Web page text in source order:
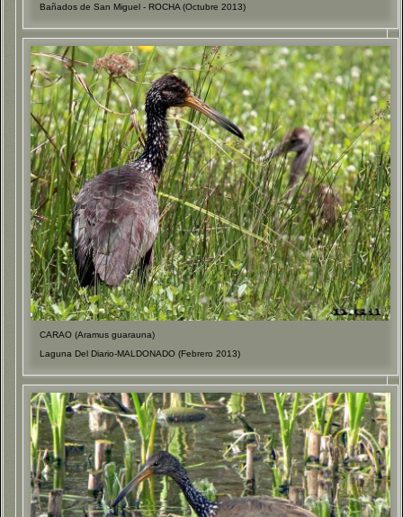
Bañados de San Miguel - ROCHA (Octubre 2013)
CARAO (Aramus guarauna)
Laguna Del Diario-MALDONADO (Febrero 2013)